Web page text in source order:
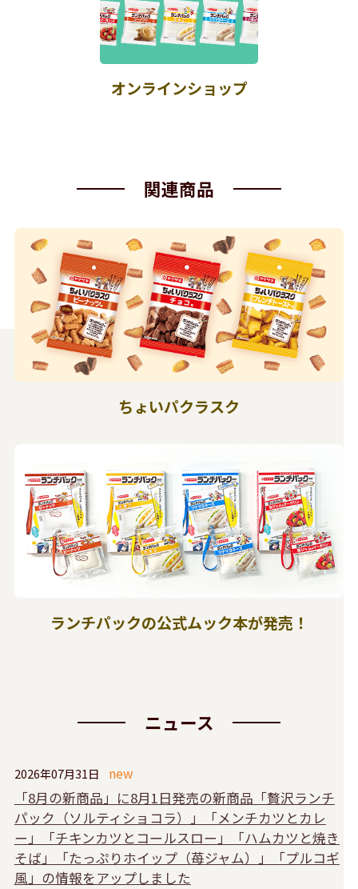
オンラインショップ
関連商品
ちょいパクラスク
ランチパックの公式ムック本が発売！
ニュース
2026年07月31日
「8月の新商品」に8月1日発売の新商品「贅沢ランチ
パック（ソルティショコラ）」「メンチカツとカレ
ー」「チキンカツとコールスロー」「ハムカツと焼き
そば」「たっぷりホイップ（苺ジャム）」「プルコギ
風」の情報をアップしました